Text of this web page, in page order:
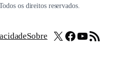
os direitos reservados.
Sobre X Facebook
Youtube
Feed RSS